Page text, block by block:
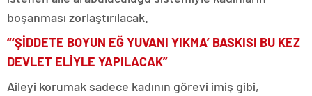
boşanması zorlaştırılacak.
“‘ŞİDDETE BOYUN EĞ YUVANI YIKMA’ BASKISI BU KEZ
DEVLET ELİYLE YAPILACAK”
Aileyi korumak sadece kadının görevi imiş gibi,